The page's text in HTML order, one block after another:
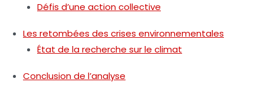
Défis d’une action collective
Les retombées des crises environnementales
État de la recherche sur le climat
Conclusion de l’analyse